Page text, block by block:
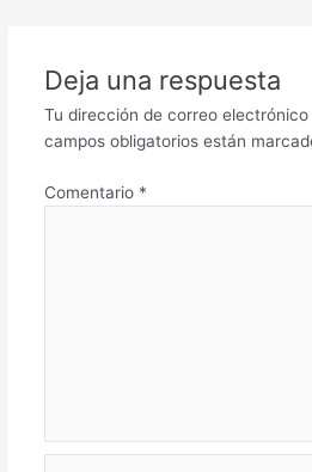
Deja una respuesta
Tu dirección de correo
campos obligatorios están
Comentario *